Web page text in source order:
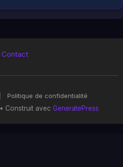
Contact
Politique de confidentialité
• Construit avec GeneratePress